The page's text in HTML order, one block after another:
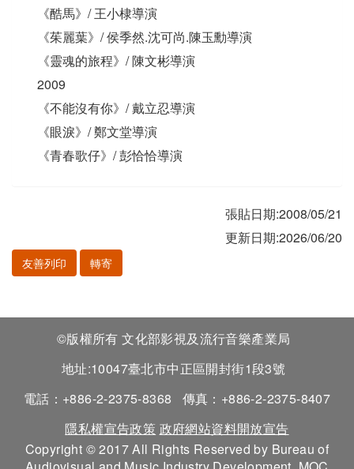
《酷馬》/ 王小棣導演
《茱麗葉》/ 侯季然.沈可尚.陳玉勳導演
《靈魂的旅程》/ 陳文彬導演
2009
《不能沒有你》/ 戴立忍導演
《眼淚》/ 鄭文堂導演
《青春歌仔》/ 彭恰恰導演
張貼日期:2008/05/21
更新日期:2026/06/20
友善列印 轉寄
©版權所有 文化部影視及流行音樂產業局
地址:10047臺北市中正區開封街1段3號
電話：+886-2-2375-8368
傳真：+886-2-2375-8407
隱私權宣告政策 政府網站資料開放宣告
Copyright © 2017 All Rights Reserved by Bureau of